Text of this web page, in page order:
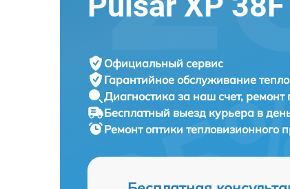
Официальный сервис
Гарантийное обслуживание
Диагностика за наш счет, ремонт
Бесплатный выезд курьера в
Ремонт оптики тепловизионного